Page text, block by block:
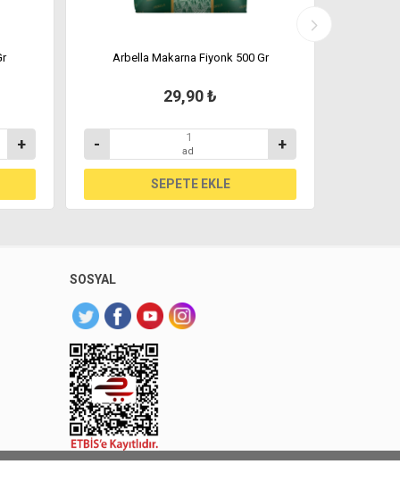
+
Arbella Makarna Fiyonk 500 Gr
29,90 ₺
- ad +
SOSYAL